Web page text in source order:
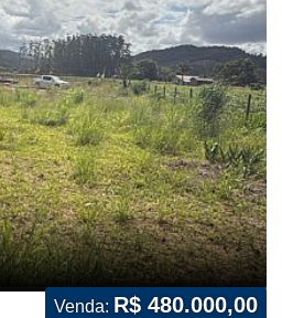
Venda: R$ 480.000,00